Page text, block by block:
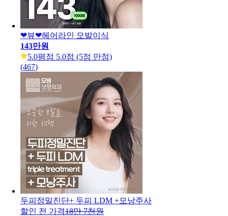
❤뷰❤헤어라인 모발이식
143만원
5.0평점 5.0점 (5점 만점)
(467)
두피정밀진단+ 두피 LDM +모낭주사
할인 전 가격18만 7천원